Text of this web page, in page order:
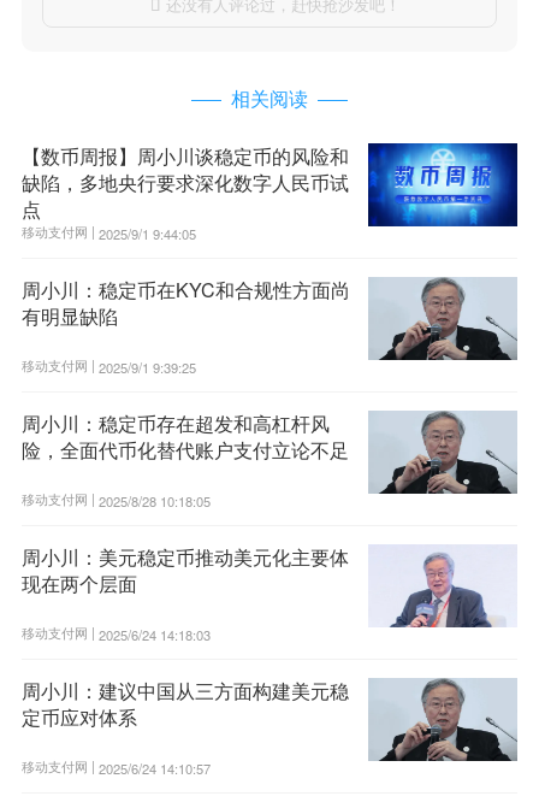

相关阅读
【数币周报】周小川谈稳定币的风险和
缺陷，多地央行要求深化数字人民币试
点
移动支付网 | 2025/9/1 9:44:05
周小川：稳定币在KYC和合规性方面尚
有明显缺陷
移动支付网 | 2025/9/1 9:39:25
周小川：稳定币存在超发和高杠杆风
险，全面代币化替代账户支付立论不足
移动支付网 | 2025/8/28 10:18:05
周小川：美元稳定币推动美元化主要体
现在两个层面
移动支付网 | 2025/6/24 14:18:03
周小川：建议中国从三方面构建美元稳
定币应对体系
移动支付网 | 2025/6/24 14:10:57